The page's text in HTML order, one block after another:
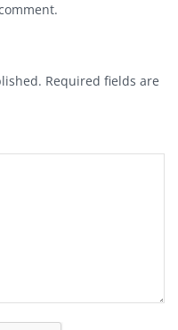
Required fields are